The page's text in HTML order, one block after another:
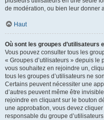
de modération, ou bien leur donner
Haut
Où sont les groupes d’utilisateurs
Vous pouvez consulter tous les
« Groupes d’utilisateurs » depuis le
vous souhaitez en rejoindre un,
tous les groupes d’utilisateurs ne
Certains peuvent nécessiter une
d’autres peuvent même être
rejoindre en cliquant sur le bouton
une approbation, vous devez
responsable du groupe